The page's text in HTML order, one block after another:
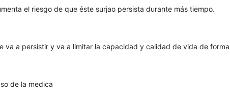
el riesgo de que éste surjao persista durante más tiempo.
va a persistir y va a limitar la capacidad y calidad de vida de forma
de la medica